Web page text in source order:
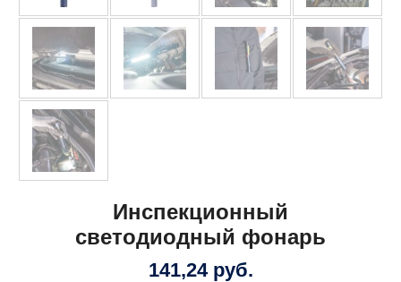
Инспекционный
светодиодный фонарь
141,24 руб.